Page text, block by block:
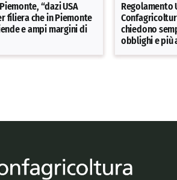
“dazi USA
filiera che in Piemonte
e ampi margini di
Regolamento
chiedono
obblighi e più